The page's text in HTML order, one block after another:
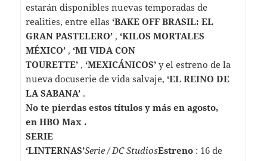
estarán disponibles nuevas temporadas de
realities, entre ellas ‘BAKE OFF BRASIL: EL
GRAN PASTELERO’ , ‘KILOS MORTALES
MÉXICO’ , ‘MI VIDA CON
TOURETTE’ , ‘MEXICÁNICOS’ y el estreno de la
nueva docuserie de vida salvaje, ‘EL REINO DE
LA SABANA’ .
No te pierdas estos títulos y más en agosto,
en HBO Max .
SERIE
‘LINTERNAS’Serie / DC StudiosEstreno: 16 de